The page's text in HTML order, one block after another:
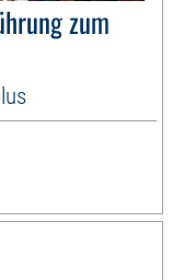
zum